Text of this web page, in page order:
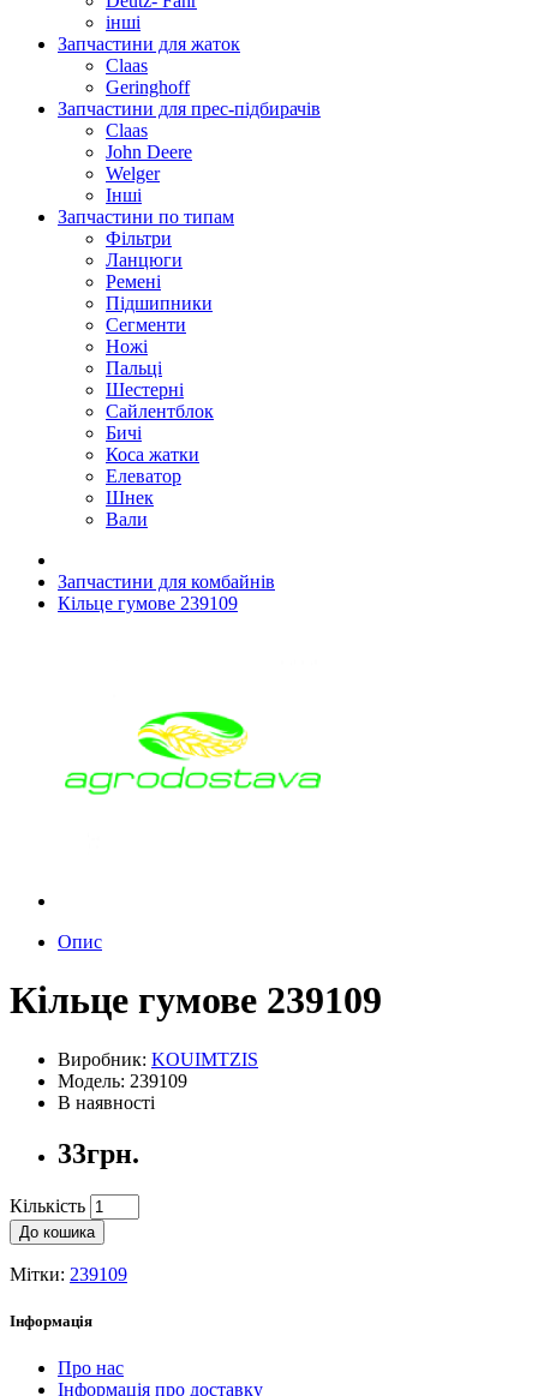
інші
Запчастини для жаток
Claas
Geringhoff
Запчастини для прес-підбирачів
Claas
John Deere
Welger
Інші
Запчастини по типам
Фільтри
Ланцюги
Ремені
Підшипники
Сегменти
Ножі
Пальці
Шестерні
Сайлентблок
Бичі
Коса жатки
Елеватор
Шнек
Вали
Запчастини для комбайнів
Кільце гумове 239109
Опис
Кільце гумове 239109
Виробник: KOUIMTZIS
Модель: 239109
В наявності
33грн.
Кількість
До кошика
Мітки: 239109
Інформація
Про нас
Інформація про доставку